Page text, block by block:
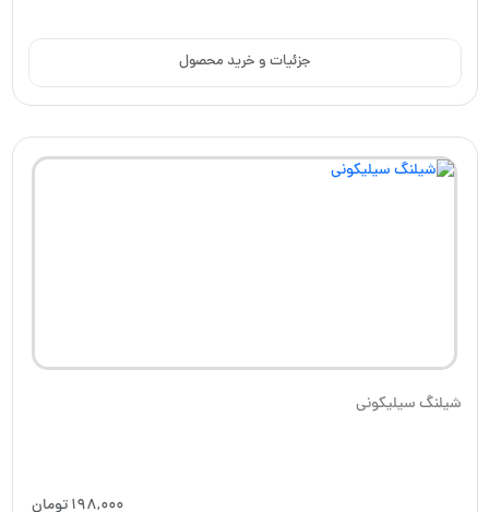
جزئیات و خرید محصول
شیلنگ سیلیکونی
198,000تومان